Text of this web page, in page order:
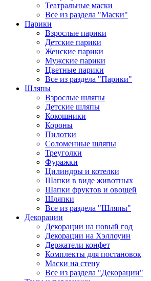
Театральные маски
Все из раздела "Маски"
Парики
Взрослые парики
Детские парики
Женские парики
Мужские парики
Цветные парики
Все из раздела "Парики"
Шляпы
Взрослые шляпы
Детские шляпы
Кокошники
Короны
Пилотки
Соломенные шляпы
Треуголки
Фуражки
Цилиндры и котелки
Шапки в виде животных
Шапки фруктов и овощей
Шляпки
Все из раздела "Шляпы"
Декорации
Декорации на новый год
Декорации на Хэллоуин
Держатели конфет
Комплекты для постановок
Маски на стену
Все из раздела "Декорации"